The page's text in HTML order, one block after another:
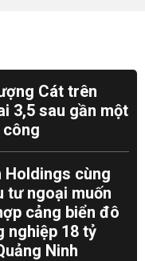
Cát trên
3,5 sau gần một
công
Holdings cùng
tư ngoại muốn
cảng biển đô
nghiệp 18 tỷ
Ninh